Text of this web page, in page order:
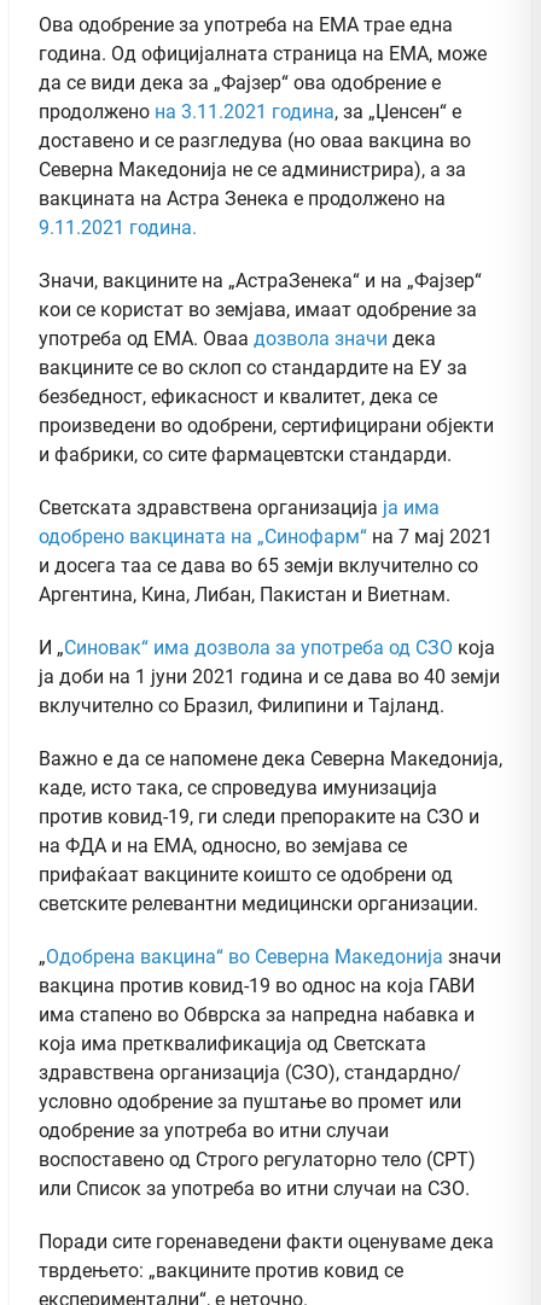
Ова одобрение за употреба на ЕМА трае една
година. Од официјалната страница на ЕМА, може
да се види дека за „Фајзер“ ова одобрение е
продолжено на 3.11.2021 година, за „Џенсен“ е
доставено и се разгледува (но оваа вакцина во
Северна Македонија не се администрира), а за
вакцината на Астра Зенека е продолжено на
9.11.2021 година.
Значи, вакцините на „АстраЗенека“ и на „Фајзер“
кои се користат во земјава, имаат одобрение за
употреба од ЕМА. Оваа дозвола значи дека
вакцините се во склоп со стандардите на ЕУ за
безбедност, ефикасност и квалитет, дека се
произведени во одобрени, сертифицирани објекти
и фабрики, со сите фармацевтски стандарди.
Светската здравствена организација ја има
одобрено вакцината на „Синофарм“ на 7 мај 2021
и досега таа се дава во 65 земји вклучително со
Аргентина, Кина, Либан, Пакистан и Виетнам.
И „Синовак“ има дозвола за употреба од СЗО која
ја доби на 1 јуни 2021 година и се дава во 40 земји
вклучително со Бразил, Филипини и Тајланд.
Важно е да се напомене дека Северна Македонија,
каде, исто така, се спроведува имунизација
против ковид-19, ги следи препораките на СЗО и
на ФДА и на ЕМА, односно, во земјава се
прифаќаат вакцините коишто се одобрени од
светските релевантни медицински организации.
„Одобрена вакцина“ во Северна Македонија значи
вакцина против ковид-19 во однос на која ГАВИ
има стапено во Обврска за напредна набавка и
која има претквалификација од Светската
здравствена организација (СЗО), стандардно/
условно одобрение за пуштање во промет или
одобрение за употреба во итни случаи
воспоставено од Строго регулаторно тело (СРТ)
или Список за употреба во итни случаи на СЗО.
Поради сите горенаведени факти оценуваме дека
тврдењето: „вакцините против ковид се
експериментални“, е неточно.